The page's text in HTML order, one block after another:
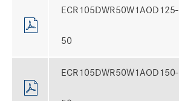
ECR105DWR50W1AOD125-
50
ECR105DWR50W1AOD150-